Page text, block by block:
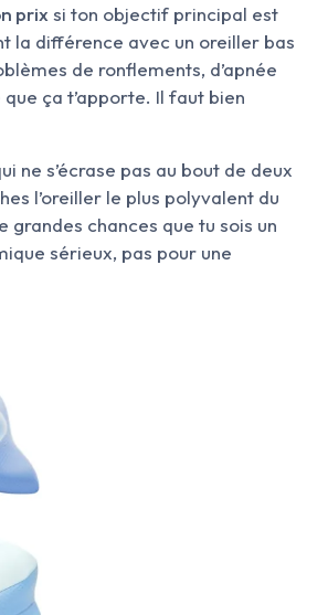
prix si ton objectif principal est
la différence avec un oreiller bas
de ronflements, d’apnée
ça t’apporte. Il faut bien
ne s’écrase pas au bout de deux
l’oreiller le plus polyvalent du
chances que tu sois un
sérieux, pas pour une